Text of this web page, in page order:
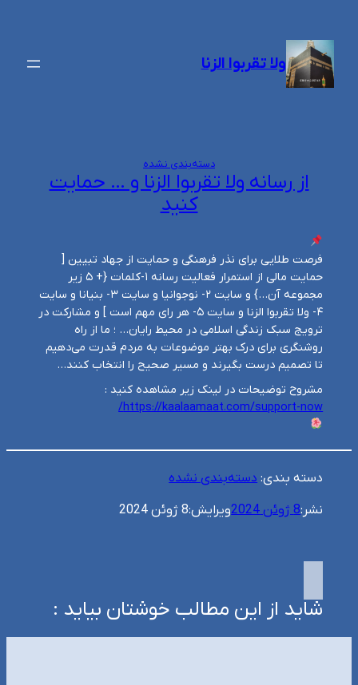
محتوا
ولا تقربوا الزنا
دسته‌بندی نشده
از رسانه ولا تقربوا الزنا و … حمایت
کنید
فرصت طلایی برای نذر فرهنگی و حمایت از جهاد تبیین [
حمایت مالی از استمرار فعالیت رسانه ۱-کلمات {+ ۵ زیر
مجموعه آن…} و سایت ۲- نوجوانیا و سایت ۳- بنیانا و سایت
۴- ولا تقربوا الزنا و سایت ۵- هر رای مهم است ] و مشارکت در
ترویج سبک زندگی اسلامی در محیط رایان… ؛ ما از راه
روشنگری برای درک بهتر موضوعات به مردم قدرت می‌دهیم
تا تصمیم درست بگیرند و مسیر صحیح را انتخاب کنند…
مشروح توضیحات در لینک زیر مشاهده کنید :
https://kaalaamaat.com/support-now/
دسته بندی: دسته‌بندی نشده
نشر:8 ژوئن 2024 ویرایش:8 ژوئن 2024
شاید از این مطالب خوشتان بیاید :